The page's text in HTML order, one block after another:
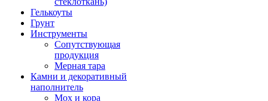
Гелькоуты
Грунт
Инструменты
Сопутствующая
продукция
Мерная тара
Камни и декоративный
наполнитель
Мох и кора